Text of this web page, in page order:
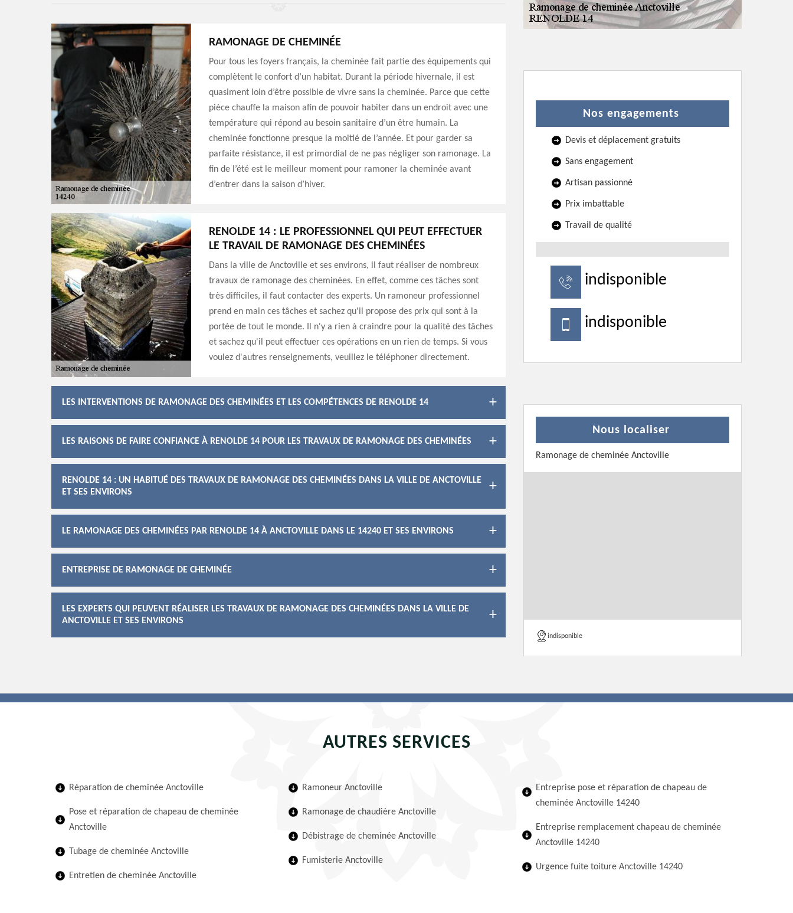
RAMONAGE DE CHEMINÉE
Pour tous les foyers français, la cheminée fait partie des équipements qui
complètent le confort d’un habitat. Durant la période hivernale, il est
quasiment loin d’être possible de vivre sans la cheminée. Parce que cette
pièce chauffe la maison afin de pouvoir habiter dans un endroit avec une
température qui répond au besoin sanitaire d’un être humain. La
cheminée fonctionne presque la moitié de l’année. Et pour garder sa
parfaite résistance, il est primordial de ne pas négliger son ramonage. La
fin de l’été est le meilleur moment pour ramoner la cheminée avant
d’entrer dans la saison d’hiver.
RENOLDE 14 : LE PROFESSIONNEL QUI PEUT EFFECTUER
LE TRAVAIL DE RAMONAGE DES CHEMINÉES
Dans la ville de Anctoville et ses environs, il faut réaliser de nombreux
travaux de ramonage des cheminées. En effet, comme ces tâches sont
très difficiles, il faut contacter des experts. Un ramoneur professionnel
prend en main ces tâches et sachez qu'il propose des prix qui sont à la
portée de tout le monde. Il n'y a rien à craindre pour la qualité des tâches
et sachez qu'il peut effectuer ces opérations en un rien de temps. Si vous
voulez d'autres renseignements, veuillez le téléphoner directement.
LES INTERVENTIONS DE RAMONAGE DES CHEMINÉES ET LES COMPÉTENCES DE RENOLDE 14
LES RAISONS DE FAIRE CONFIANCE À RENOLDE 14 POUR LES TRAVAUX DE RAMONAGE DES CHEMINÉES
RENOLDE 14 : UN HABITUÉ DES TRAVAUX DE RAMONAGE DES CHEMINÉES DANS LA VILLE DE ANCTOVILLE
ET SES ENVIRONS
LE RAMONAGE DES CHEMINÉES PAR RENOLDE 14 À ANCTOVILLE DANS LE 14240 ET SES ENVIRONS
ENTREPRISE DE RAMONAGE DE CHEMINÉE
LES EXPERTS QUI PEUVENT RÉALISER LES TRAVAUX DE RAMONAGE DES CHEMINÉES DANS LA VILLE DE
ANCTOVILLE ET SES ENVIRONS
Nos engagements
Devis et déplacement gratuits
Sans engagement
Artisan passionné
Prix imbattable
Travail de qualité
indisponible
indisponible
Nous localiser
Ramonage de cheminée Anctoville
indisponible
AUTRES SERVICES
Réparation de cheminée Anctoville
Pose et réparation de chapeau de cheminée
Anctoville
Tubage de cheminée Anctoville
Entretien de cheminée Anctoville
Ramoneur Anctoville
Ramonage de chaudière Anctoville
Débistrage de cheminée Anctoville
Fumisterie Anctoville
Entreprise pose et réparation de chapeau de
cheminée Anctoville 14240
Entreprise remplacement chapeau de cheminée
Anctoville 14240
Urgence fuite toiture Anctoville 14240